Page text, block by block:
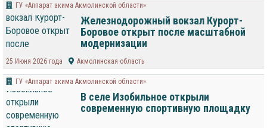
ГУ «Аппарат акима Акмолинской области»
Железнодорожный вокзал Курорт-
Боровое открыт после масштабной
модернизации
25 Июня 2026 года Акмолинская область
ГУ «Аппарат акима Акмолинской области»
В селе Изобильное открыли
современную спортивную площадку